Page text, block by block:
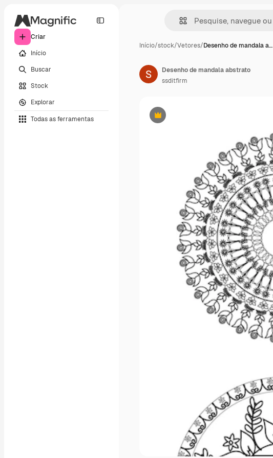
Criar
Início
Buscar
Stock
Explorar
Todas as ferramentas
Início/stock/Vetores/Desenho de mandala a…
Premium
Desenho de mandala abstrato
ssditfirm